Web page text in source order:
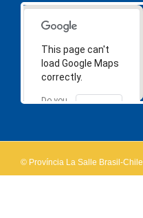
This page can't
load Google Maps
correctly.
Do you
OK
© Província La Salle Brasil-Chile